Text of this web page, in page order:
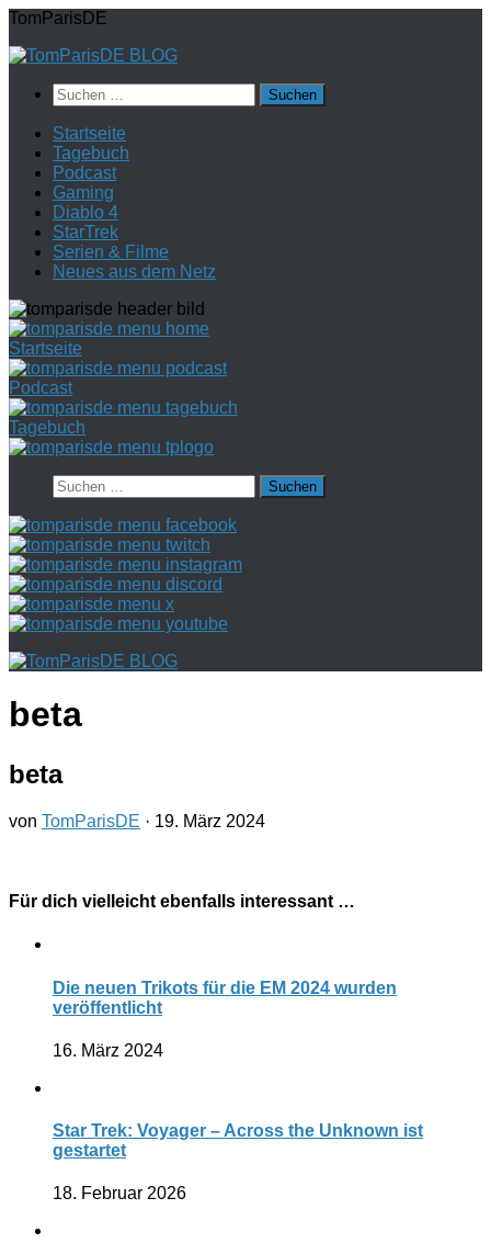
Zum
springen
TomParisDE
Suchen
nach:
Startseite
Tagebuch
Podcast
Gaming
Diablo 4
StarTrek
Serien & Filme
Neues aus dem Netz
Startseite
Podcast
Tagebuch
Suchen
nach:
beta
beta
von TomParisDE · 19. März 2024
Für dich vielleicht ebenfalls interessant …
Die neuen Trikots für die EM 2024 wurden
veröffentlicht
16. März 2024
Star Trek: Voyager – Across the Unknown ist
gestartet
18. Februar 2026